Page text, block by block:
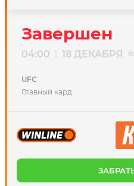
Завершен
04:00 18 ДЕКАБРЯ
UFC
Главный кард